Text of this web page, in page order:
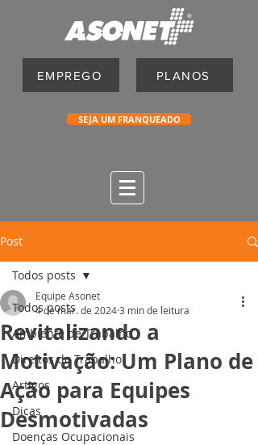
EMPREGO PLANOS
SEJA UM FRANQUEADO
Post
Todos posts
Ambiente de Trabalho
Direitos do Trabalho
Artigos
Dicas
Doenças Ocupacionais
Todos posts
Revitalizando a
Motivação: Um Plano de
Ação para Equipes
Desmotivadas
Equipe Asonet
4 de mar. de 20243 min de leitura